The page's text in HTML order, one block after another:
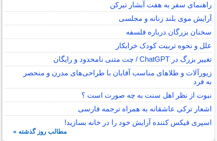
راهنمای سفر به هفت آبشار تیرکن
آرایش موی بلند زنانه و مجلسی
سخنان بزرگان درباره فلسفه
علل و نحوه تربیت کودک خرابکار
تغییر بزرگ در ChatGPT / چت متنی نامحدود و رایگان
زیورآلات و طلاهای مناسب آقایان با طراحی‌های مدرن و منحصر
به فرد
نبوت از نظر اهل سنت به چه صورت است ؟
اشعار ترکی عاشقانه به همراه ترجمه فارسی
اسپری فیکس کننده آرایش خود را در خانه بسازید!
مطالب روز گذشته »